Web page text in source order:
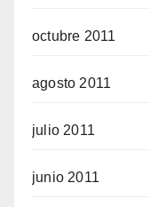
octubre 2011
agosto 2011
julio 2011
junio 2011